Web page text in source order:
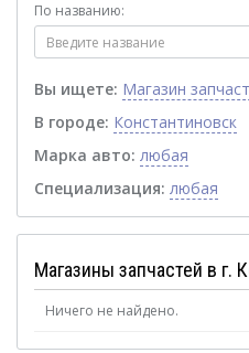
По названию:
Вы ищете: Магазин
В городе: Константиновск
Марка авто: любая
Специализация: любая
Магазины запчастей в г.
Ничего не найдено.